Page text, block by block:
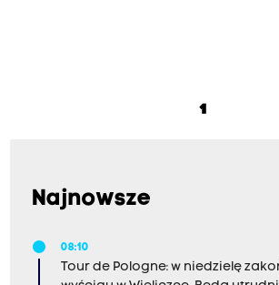
1
Najnowsze
08:10
Tour de Pologne: w niedzielę